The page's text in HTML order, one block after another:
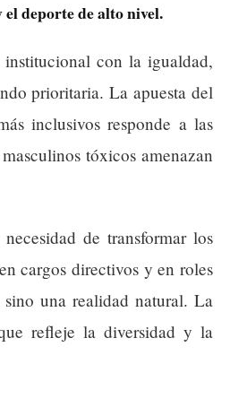
el deporte de alto nivel.
con la igualdad,
prioritaria. La apuesta del
inclusivos responde a las
tóxicos amenazan
de transformar los
cargos directivos y en roles
una realidad natural. La
refleje la diversidad y la